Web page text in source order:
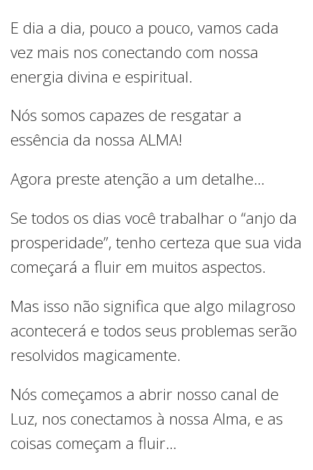
E dia a dia, pouco a pouco, vamos cada
vez mais nos conectando com nossa
energia divina e espiritual.
Nós somos capazes de resgatar a
essência da nossa ALMA!
Agora preste atenção a um detalhe…
Se todos os dias você trabalhar o “anjo da
prosperidade”, tenho certeza que sua vida
começará a fluir em muitos aspectos.
Mas isso não significa que algo milagroso
acontecerá e todos seus problemas serão
resolvidos magicamente.
Nós começamos a abrir nosso canal de
Luz, nos conectamos à nossa Alma, e as
coisas começam a fluir…